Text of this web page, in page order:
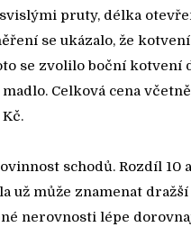
pruty, délka
se ukázalo, že
se zvolilo boční kotvení
Celková cena
schodů. Rozdíl 10
už může znamenat
nerovnosti lépe